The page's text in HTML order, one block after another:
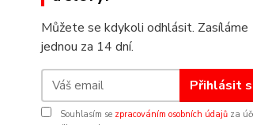
Můžete se kdykoli odhlásit. Zasíláme
jednou za 14 dní.
Přihlásit
Souhlasím se zpracováním osobních údajů za